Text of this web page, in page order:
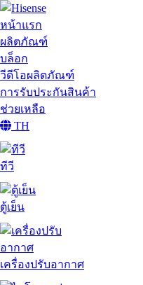
หน้าแรก
ผลิตภัณฑ์
บล็อก
วีดีโอผลิตภัณฑ์
การรับประกันสินค้า
ช่วยเหลือ
TH
ทีวี
ตู้เย็น
เครื่องปรับอากาศ